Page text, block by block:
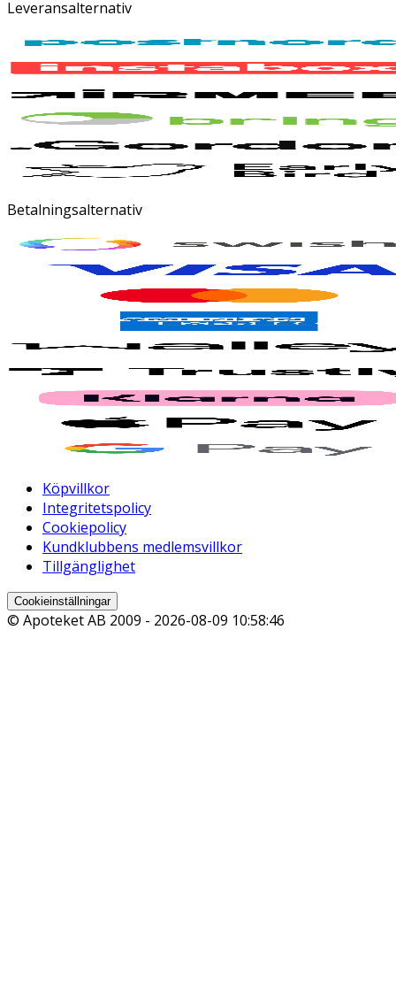
Leveransalternativ
Betalningsalternativ
Köpvillkor
Integritetspolicy
Cookiepolicy
Kundklubbens medlemsvillkor
Tillgänglighet
Cookieinställningar
© Apoteket AB 2009 - 2026-08-09 10:58:46